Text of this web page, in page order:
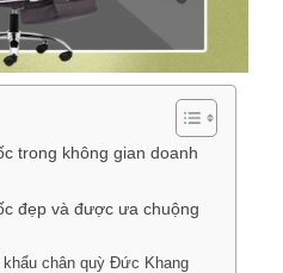
trong không gian doanh
đẹp và được ưa chuộng
khẩu chân quỳ Đức Khang